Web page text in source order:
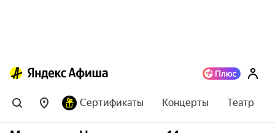
Сертификаты Концерты Театр